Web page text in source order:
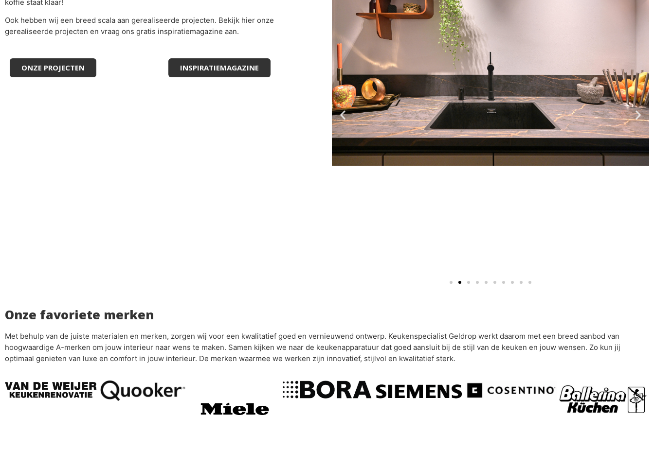
koffie staat klaar!
Ook hebben wij een breed scala aan gerealiseerde projecten. Bekijk hier onze
gerealiseerde projecten en vraag ons gratis inspiratiemagazine aan.
ONZE PROJECTEN INSPIRATIEMAGAZINE
Onze favoriete merken
Met behulp van de juiste materialen en merken, zorgen wij voor een kwalitatief goed en vernieuwend ontwerp. Keukenspecialist Geldrop werkt daarom met een breed aanbod van
hoogwaardige A-merken om jouw interieur naar wens te maken. Samen kijken we naar de keukenapparatuur dat goed aansluit bij de stijl van de keuken en jouw wensen. Zo kun jij
optimaal genieten van luxe en comfort in jouw interieur. De merken waarmee we werken zijn innovatief, stijlvol en kwalitatief sterk.